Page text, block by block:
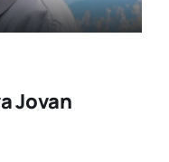
Jovan